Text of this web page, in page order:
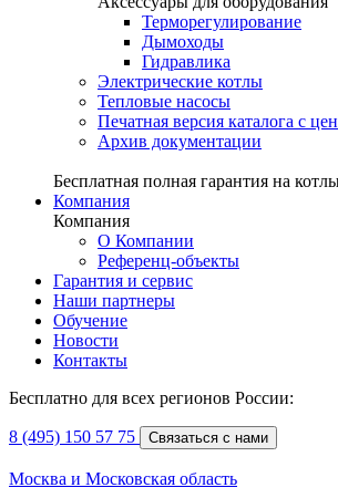
Терморегулирование
Дымоходы
Гидравлика
Электрические котлы
Тепловые насосы
Печатная версия каталога с
Архив документации
Бесплатная полная гарантия на
Компания
Компания
О Компании
Референц-объекты
Гарантия и сервис
Наши партнеры
Обучение
Новости
Контакты
Бесплатно для всех регионов России:
8 (495) 150 57 75 Связаться с нами
Москва и Московская область